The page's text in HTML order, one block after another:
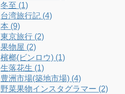
冬至 (1)
台湾旅行記 (4)
本 (9)
東京旅行 (2)
果物屋 (2)
檳榔(ビンロウ) (1)
生落花生 (1)
豊洲市場(築地市場) (4)
野菜果物インスタグラマー (2)